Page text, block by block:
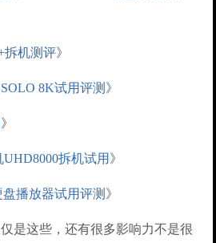
拆机测评》
8K试用评测 》
》
拆机试用 》
播放器试用评测 》
是这些，还有很多影响力不是很